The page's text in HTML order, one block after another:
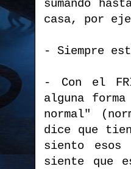
sumando
casa, por
- Siempre
- Con el
alguna
normal"
dice que
siento
siente que